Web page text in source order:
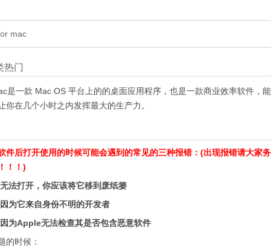
mac
热门
一款 Mac OS 平台上的的桌面应用程序，也是一款商业效率软件，
你在几个小时之内发挥最大的生产力。
件后打开使用的时候可能会遇到的常见的三种报错：(出现报错请大家
！！)
法打开，你应该将它移到废纸篓
为它来自身份不明的开发者
为Apple无法检查其是否包含恶意软件
时候：